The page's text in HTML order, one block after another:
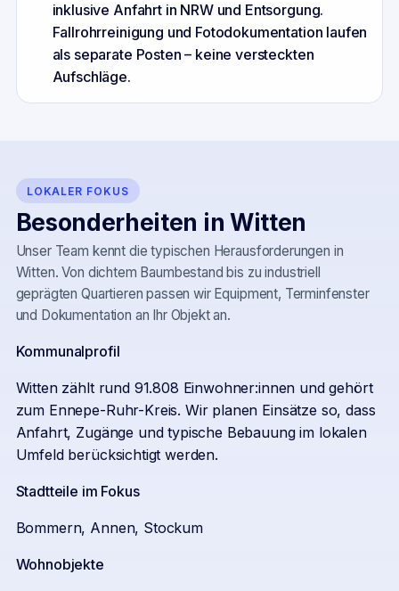
inklusive Anfahrt in NRW und Entsorgung.
Fallrohrreinigung und Fotodokumentation laufen
als separate Posten – keine versteckten
Aufschläge.
LOKALER FOKUS
Besonderheiten in Witten
Unser Team kennt die typischen Herausforderungen in
Witten. Von dichtem Baumbestand bis zu industriell
geprägten Quartieren passen wir Equipment, Terminfenster
und Dokumentation an Ihr Objekt an.
Kommunalprofil
Witten zählt rund 91.808 Einwohner:innen und gehört
zum Ennepe-Ruhr-Kreis. Wir planen Einsätze so, dass
Anfahrt, Zugänge und typische Bebauung im lokalen
Umfeld berücksichtigt werden.
Stadtteile im Fokus
Bommern, Annen, Stockum
Wohnobjekte